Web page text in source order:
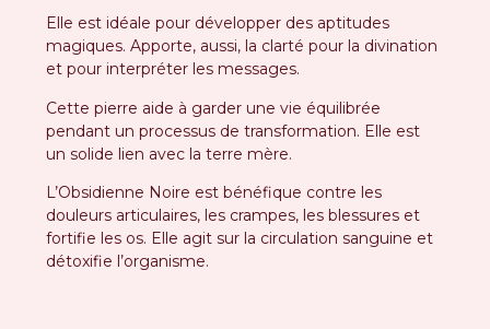
Elle est idéale pour développer des aptitudes
magiques. Apporte, aussi, la clarté pour la divination
et pour interpréter les messages.
Cette pierre aide à garder une vie équilibrée
pendant un processus de transformation. Elle est
un solide lien avec la terre mère.
L’Obsidienne Noire est bénéfique contre les
douleurs articulaires, les crampes, les blessures et
fortifie les os. Elle agit sur la circulation sanguine et
détoxifie l’organisme.